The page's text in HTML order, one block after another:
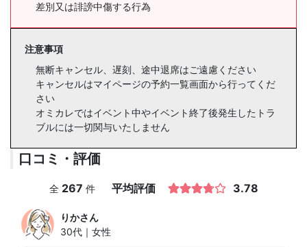
差別又は誹謗中傷する行為
注意事項
無断キャンセル、遅刻、途中退席はご遠慮ください
キャンセルはマイページの予約一覧画面から行ってくだ
さい
オミカレではイベント中やイベント終了後発生したトラ
ブルには一切関与いたしません
口コミ・評価
全 267 件 平均評価 3.78
りかさん
30代｜女性